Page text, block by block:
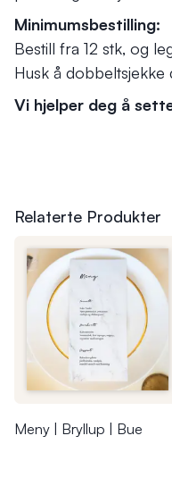
Minimumsbestilling:
Bestill fra 12 stk, og
Husk å dobbeltsjekke
Vi hjelper deg å
Relaterte Produkter
Meny | Bryllup | Bue